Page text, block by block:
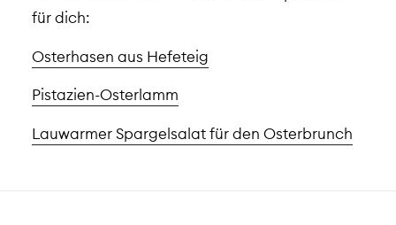
für dich:
Osterhasen aus Hefeteig
Pistazien-Osterlamm
Lauwarmer Spargelsalat für den Osterbrunch